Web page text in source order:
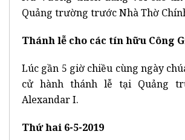
Quảng trường trước Nhà Thờ
Thánh lễ cho các tín hữu Công
Lúc gần 5 giờ chiều cùng ngày
cử hành thánh lễ tại Quảng
Alexandar I.
Thứ hai 6-5-2019